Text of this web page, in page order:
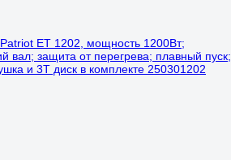
ET 1202, мощность 1200Вт;
вал; защита от перегрева; плавный пуск;
и 3Т диск в комплекте 250301202